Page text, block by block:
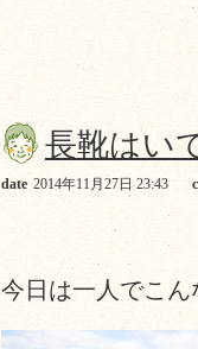
長靴はい
date 2014年11月27日 23:43
今日は一人でこ